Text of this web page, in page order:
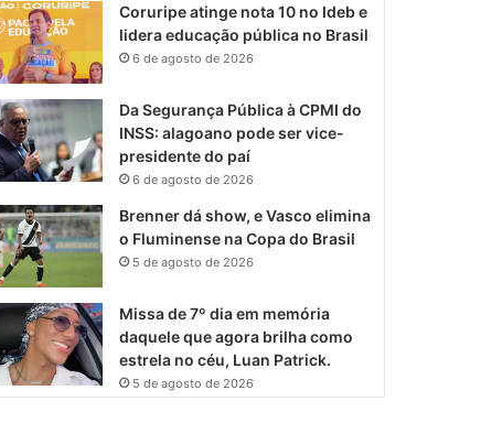
Coruripe atinge nota 10 no Ideb e
lidera educação pública no Brasil
6 de agosto de 2026
Da Segurança Pública à CPMI do
INSS: alagoano pode ser vice-
presidente do paí
6 de agosto de 2026
Brenner dá show, e Vasco elimina
o Fluminense na Copa do Brasil
5 de agosto de 2026
Missa de 7º dia em memória
daquele que agora brilha como
estrela no céu, Luan Patrick.
5 de agosto de 2026